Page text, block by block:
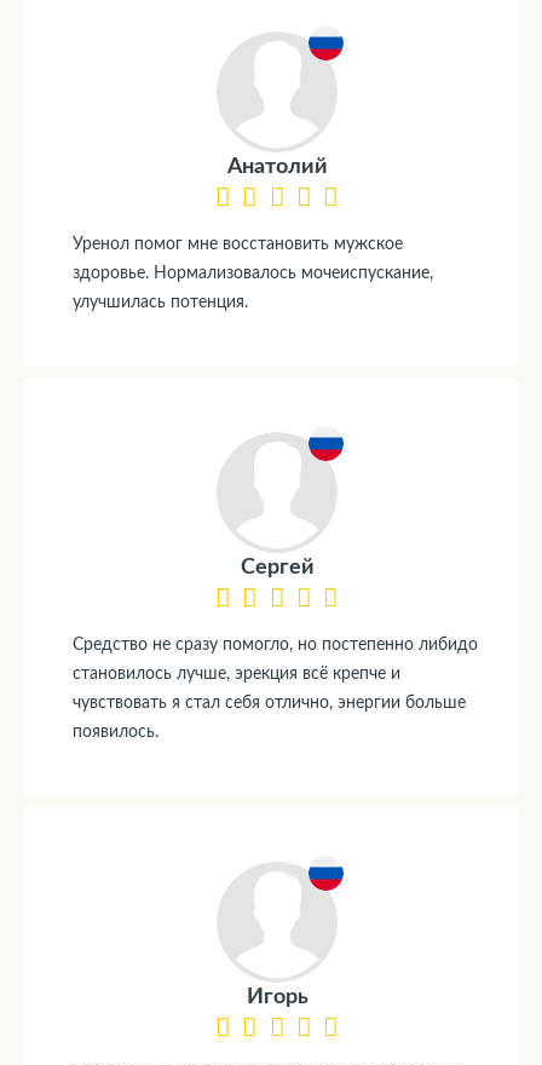
Анатолий
Уренол помог мне восстановить мужское
здоровье. Нормализовалось мочеиспускание,
улучшилась потенция.
Сергей
Средство не сразу помогло, но постепенно либидо
становилось лучше, эрекция всё крепче и
чувствовать я стал себя отлично, энергии больше
появилось.
Игорь